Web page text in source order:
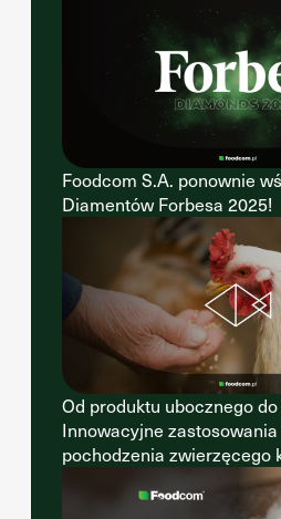
Foodcom S.A. ponownie
Diamentów Forbesa 2025!
Od produktu ubocznego
Innowacyjne
pochodzenia zwierzęcego